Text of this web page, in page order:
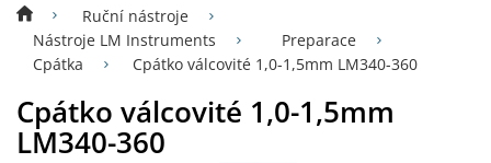
Ruční nástroje
Nástroje LM Instruments
Preparace
Cpátka
Cpátko válcovité 1,0-1,5mm LM340-360
Cpátko válcovité 1,0-1,5mm
LM340-360